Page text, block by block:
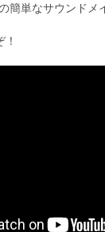
簡単なサウンドメ